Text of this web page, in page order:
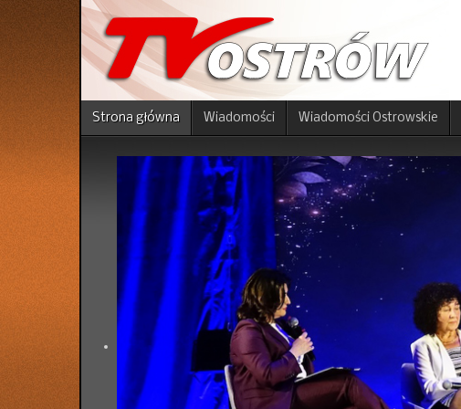
Strona główna Wiadomości Wiadomości Ostrowskie